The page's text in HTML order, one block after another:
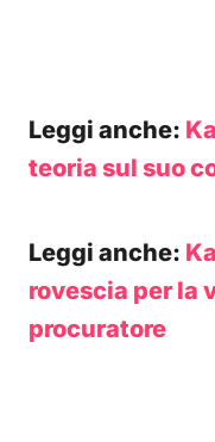
Leggi anche:
teoria sul suo
Leggi anche:
rovescia per la
procuratore